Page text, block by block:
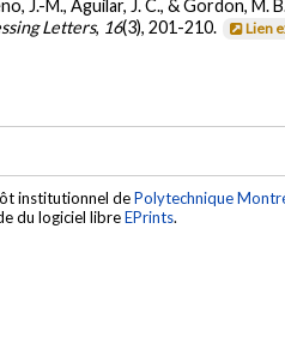
J.-M., Aguilar, J. C., & Gordon, M.
Letters, 16(3), 201-210. Lien
institutionnel dePolytechnique
du logiciel libreEPrints.